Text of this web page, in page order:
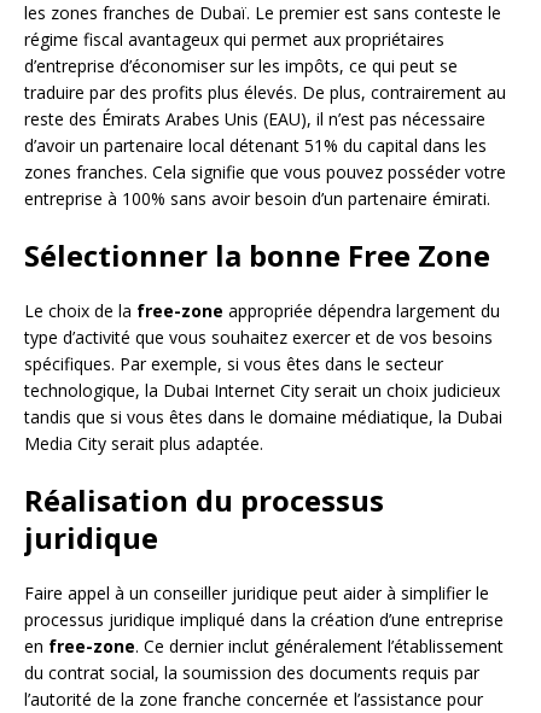
les zones franches de Dubaï. Le premier est sans conteste le
régime fiscal avantageux qui permet aux propriétaires
d’entreprise d’économiser sur les impôts, ce qui peut se
traduire par des profits plus élevés. De plus, contrairement au
reste des Émirats Arabes Unis (EAU), il n’est pas nécessaire
d’avoir un partenaire local détenant 51% du capital dans les
zones franches. Cela signifie que vous pouvez posséder votre
entreprise à 100% sans avoir besoin d’un partenaire émirati.
Sélectionner la bonne Free Zone
Le choix de la free-zone appropriée dépendra largement du
type d’activité que vous souhaitez exercer et de vos besoins
spécifiques. Par exemple, si vous êtes dans le secteur
technologique, la Dubai Internet City serait un choix judicieux
tandis que si vous êtes dans le domaine médiatique, la Dubai
Media City serait plus adaptée.
Réalisation du processus
juridique
Faire appel à un conseiller juridique peut aider à simplifier le
processus juridique impliqué dans la création d’une entreprise
en free-zone. Ce dernier inclut généralement l’établissement
du contrat social, la soumission des documents requis par
l’autorité de la zone franche concernée et l’assistance pour